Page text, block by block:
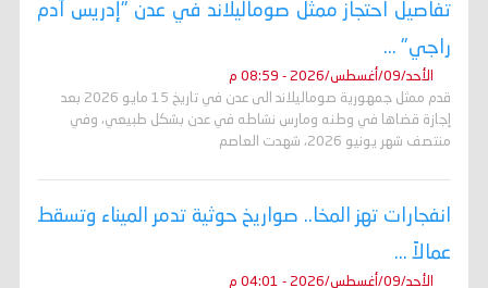
تفاصيل احتجاز ممثل صوماليلاند في عدن "إدريس آدم
راجي" ...
الأحد/09/أغسطس/2026 - 08:59 م
قدم ممثل جمهورية صوماليلاند الى عدن في تاريخ 15 مايو 2026 بعد
إجازة قضاها في وطنه ومارس نشاطه في عدن بشكل طبيعي، وفي
منتصف شهر يونيو 2026، شهدت العاصم
انفجارات تهز المخا.. صواريخ حوثية تدمر الميناء وتسقط
عمالاً ...
الأحد/09/أغسطس/2026 - 04:01 م